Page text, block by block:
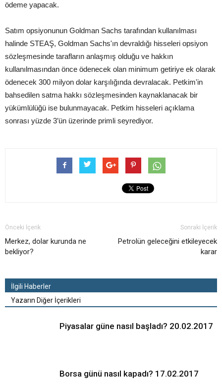
ödeme yapacak.
Satım opsiyonunun Goldman Sachs tarafından kullanılması
halinde STEAŞ, Goldman Sachs'ın devraldığı hisseleri opsiyon
sözleşmesinde tarafların anlaşmış olduğu ve hakkın
kullanılmasından önce ödenecek olan minimum getiriye ek olarak
ödenecek 300 milyon dolar karşılığında devralacak. Petkim'in
bahsedilen satma hakkı sözleşmesinden kaynaklanacak bir
yükümlülüğü ise bulunmayacak. Petkim hisseleri açıklama
sonrası yüzde 3’ün üzerinde primli seyrediyor.
Önceki İçerik
Merkez, dolar kurunda ne
bekliyor?
Sonraki İçerik
Petrolün geleceğini etkileyecek
karar
İlgili Haberler
Yazarın Diğer İçerikleri
Piyasalar güne nasıl başladı? 20.02.2017
Borsa günü nasıl kapadı? 17.02.2017